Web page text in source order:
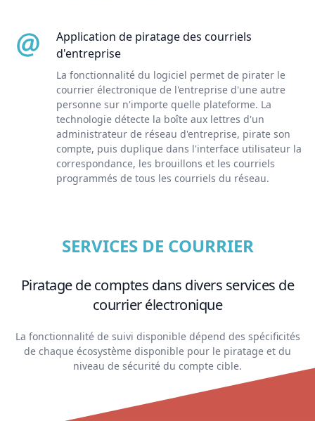
Application de piratage des courriels
d'entreprise
La fonctionnalité du logiciel permet de pirater le
courrier électronique de l'entreprise d'une autre
personne sur n'importe quelle plateforme. La
technologie détecte la boîte aux lettres d'un
administrateur de réseau d'entreprise, pirate son
compte, puis duplique dans l'interface utilisateur la
correspondance, les brouillons et les courriels
programmés de tous les courriels du réseau.
SERVICES DE COURRIER
Piratage de comptes dans divers services de
courrier électronique
La fonctionnalité de suivi disponible dépend des spécificités
de chaque écosystème disponible pour le piratage et du
niveau de sécurité du compte cible.